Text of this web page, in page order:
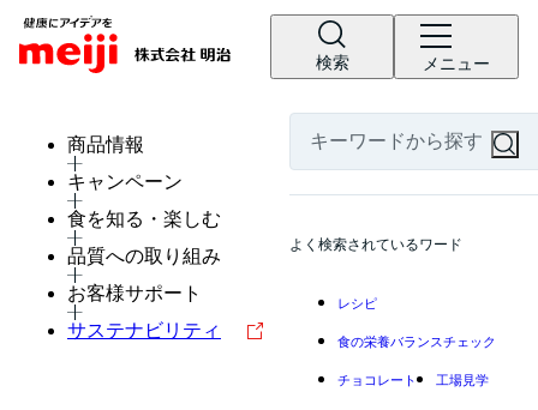
検索 メニュー
商品情報
キャンペーン
食を知る・楽しむ
品質への取り組み
お客様サポート
サステナビリティ
よく検索されているワード
レシピ
食の栄養バランスチェック
チョコレート 工場見学